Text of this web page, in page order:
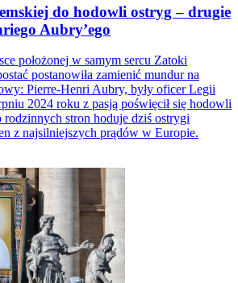
do hodowli ostryg – drugie
Aubry’ego
położonej w samym sercu Zatoki
postanowiła zamienić mundur na
Pierre-Henri Aubry, były oficer Legii
2024 roku z pasją poświęcił się hodowli
stron hoduje dziś ostrygi
z najsilniejszych prądów w Europie.